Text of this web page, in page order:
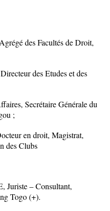
des Facultés de Droit,
des Etudes et des
Secrétaire Générale du
;
en droit, Magistrat,
des Clubs
– Consultant,
Togo (+).